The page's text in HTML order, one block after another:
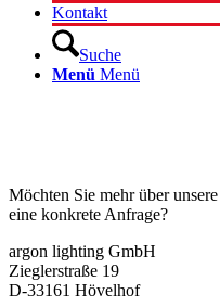
Kontakt
Suche
Menü Menü
Möchten Sie mehr über
eine konkrete Anfrage?
argon lighting GmbH
Zieglerstraße 19
D-33161 Hövelhof